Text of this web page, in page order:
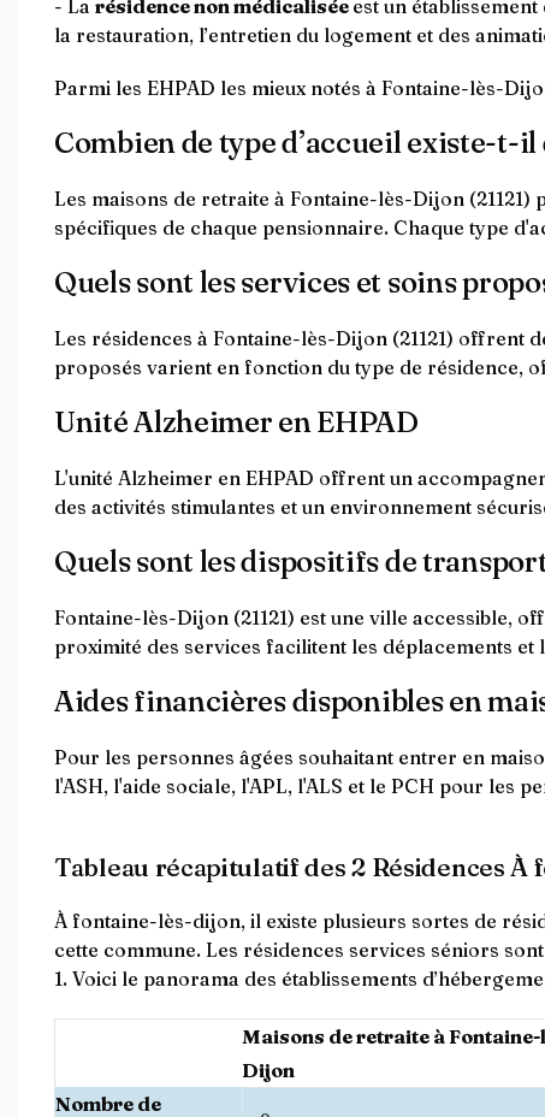
- La résidence non médicalisée est un
la restauration, l’entretien du logement et des
Parmi les EHPAD les mieux notés à Fontaine-lès-
Combien de type d’accueil existe-t-
Les maisons de retraite à Fontaine-lès-Dijon
spécifiques de chaque pensionnaire. Chaque type
Quels sont les services et soins
Les résidences à Fontaine-lès-Dijon (21121) offrent
proposés varient en fonction du type de résidence,
Unité Alzheimer en EHPAD
L'unité Alzheimer en EHPAD offrent un
des activités stimulantes et un environnement
Quels sont les dispositifs de
Fontaine-lès-Dijon (21121) est une ville accessible,
proximité des services facilitent les déplacements et
Aides financières disponibles en
Pour les personnes âgées souhaitant entrer en
l'ASH, l'aide sociale, l'APL, l'ALS et le PCH pour les
Tableau récapitulatif des 2 Résidences À
À fontaine-lès-dijon, il existe plusieurs sortes de
cette commune. Les résidences services séniors
1. Voici le panorama des établissements
Maisons de retraite à Fontaine-
Dijon
Nombre de